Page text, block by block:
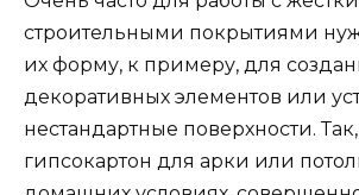
строительными покрытиями
их форму, к примеру, для
декоративных элементов или
нестандартные поверхности. Так,
гипсокартон для арки или